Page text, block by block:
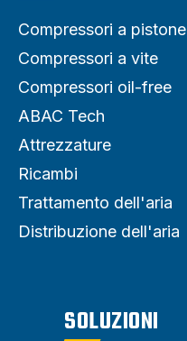
Compressori a pistone
Compressori a vite
Compressori oil-free
ABAC Tech
Attrezzature
Ricambi
Trattamento dell'aria
Distribuzione dell'aria
SOLUZIONI